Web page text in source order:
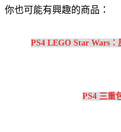
你也可能有興趣的商品：
PS4 LEGO Star Wars
PS4 三重